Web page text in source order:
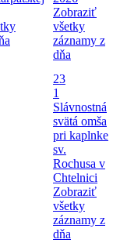
Zobraziť
všetky
záznamy z
dňa
23
1
Slávnostná
svätá omša
pri kaplnke
sv.
Rochusa v
Chtelnici
Zobraziť
všetky
záznamy z
dňa